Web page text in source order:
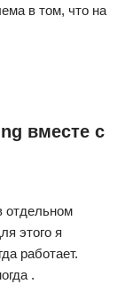
в том, что на
вместе с
отдельном
этого я
работает.
.